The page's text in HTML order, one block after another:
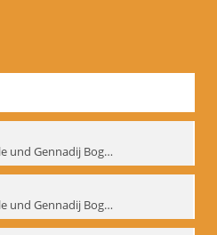
Phoenix Ensemble und Gennadij Bogdanow; BM-img-105-4
Phoenix Ensemble und Gennadij Bogdanow; BM-img-105-5